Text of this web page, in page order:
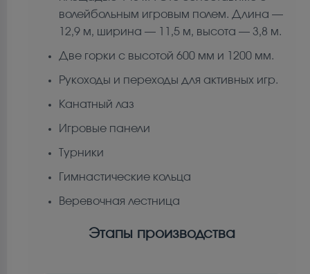
волейбольным игровым полем. Длина —
12,9 м, ширина — 11,5 м, высота — 3,8 м.
Две горки с высотой 600 мм и 1200 мм.
Рукоходы и переходы для активных игр.
Канатный лаз
Игровые панели
Турники
Гимнастические кольца
Веревочная лестница
Этапы производства